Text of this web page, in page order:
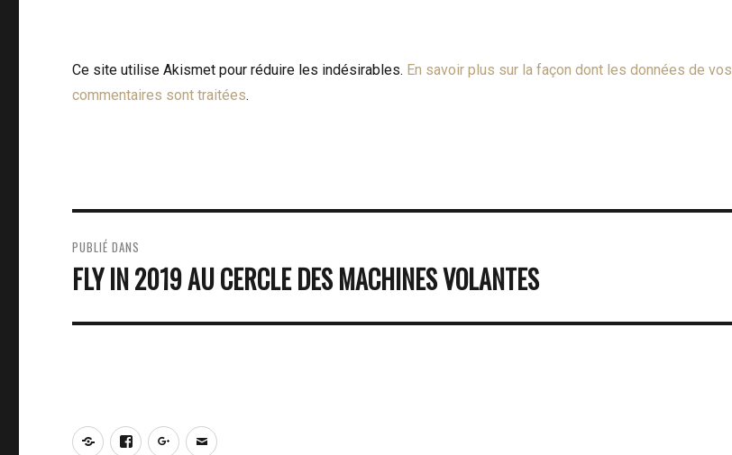
Ce site utilise Akismet pour réduire les indésirables. En savoir plus sur la façon dont les données de vos
commentaires sont traitées.
NAVIGATION
DE
PUBLIÉ DANS
FLY IN 2019 AU CERCLE DES MACHINES VOLANTES
NotreFacebook
Google+
E-